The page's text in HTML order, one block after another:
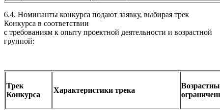
6.4. Номинанты конкурса подают заявку, выбирая трек
Конкурса в соответствии
с требованиям к опыту проектной деятельности и возрастной
группой:
Трек
Конкурса
Характеристики трека